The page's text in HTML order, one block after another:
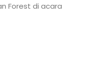
Forest di acara